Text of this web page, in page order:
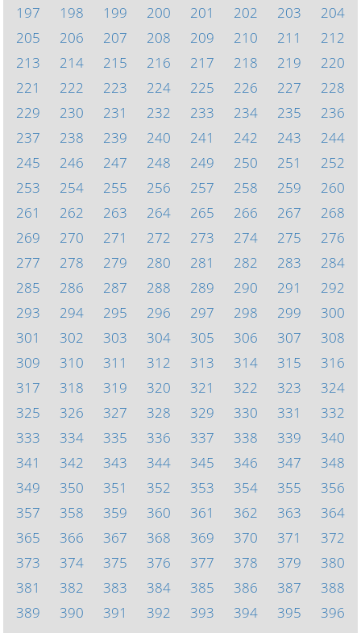
197
198 199 200 201 202 203
204
205
206 207 208 209 210 211
212
213
214 215 216 217 218 219
220
221
222 223 224 225 226 227
228
229
230 231 232 233 234 235
236
237
238 239 240 241 242 243
244
245
246 247 248 249 250 251
252
253
254 255 256 257 258 259
260
261
262 263 264 265 266 267
268
269
270 271 272 273 274 275
276
277
278 279 280 281 282 283
284
285
286 287 288 289 290 291
292
293
294 295 296 297 298 299
300
301
302 303 304 305 306 307
308
309
310 311 312 313 314 315
316
317
318 319 320 321 322 323
324
325
326 327 328 329 330 331
332
333
334 335 336 337 338 339
340
341
342 343 344 345 346 347
348
349
350 351 352 353 354 355
356
357
358 359 360 361 362 363
364
365
366 367 368 369 370 371
372
373
374 375 376 377 378 379
380
381
382 383 384 385 386 387
388
389
390 391 392 393 394 395
396